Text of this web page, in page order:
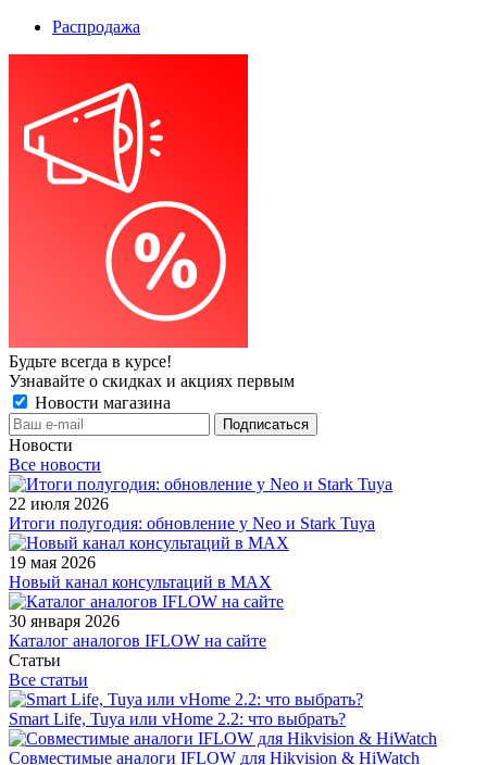
Распродажа
Будьте всегда в курсе!
Узнавайте о скидках и акциях первым
Новости магазина
Новости
Все новости
22 июля 2026
Итоги полугодия: обновление у Neo и Stark Tuya
19 мая 2026
Новый канал консультаций в MAX
30 января 2026
Каталог аналогов IFLOW на сайте
Статьи
Все статьи
Smart Life, Tuya или vHome 2.2: что выбрать?
Совместимые аналоги IFLOW для Hikvision & HiWatch